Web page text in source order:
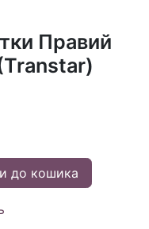
Правий
до кошика